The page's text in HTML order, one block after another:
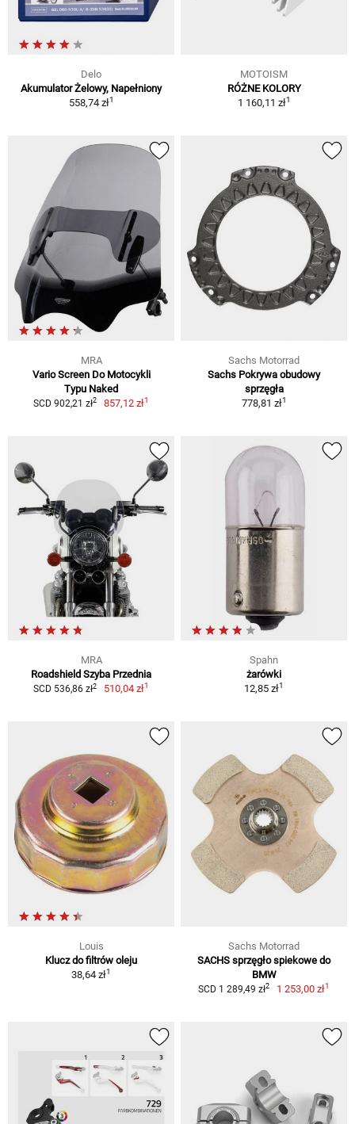
Delo
Akumulator Żelowy, Napełniony
558,74 zł1
MOTOISM
RÓŻNE KOLORY
1 160,11 zł1
MRA
Vario Screen Do Motocykli
Typu Naked
SCD 902,21 zł2 857,12 zł1
Sachs Motorrad
Sachs Pokrywa obudowy
sprzęgła
778,81 zł1
MRA
Roadshield Szyba Przednia
SCD 536,86 zł2 510,04 zł1
Spahn
żarówki
12,85 zł1
Louis
Klucz do filtrów oleju
38,64 zł1
Sachs Motorrad
SACHS sprzęgło spiekowe do
BMW
SCD 1 289,49 zł2 1 253,00 zł1